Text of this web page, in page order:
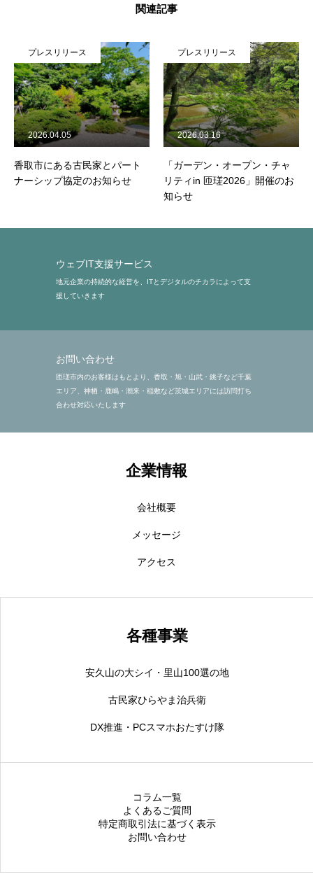
ホーム
会社情報
お問い合せ
トップページ メール配信停止
関連記事
プレスリリース
香取市にある古民家とパート
ナーシップ協定のお知らせ
2026.04.05
プレスリリース
「ガーデン・オープン・チャ
リティin 匝瑳2026」開催のお
知らせ
2026.03.16
ウェブIT支援サービス
地元企業の持続的な経営を、ITとデジタルのチカラによって支
援していきます
お問い合わせ
匝瑳市内のお客様はもとより、香取・旭・山武・銚子など千葉
エリア、神栖・鹿嶋・潮来・稲敷など茨城エリアには訪問打ち
合わせ対応いたします
企業情報
会社概要
メッセージ
アクセス
各種事業
安久山の大シイ・里山100選の地
古民家ひらやま治兵衛
DX推進・PCスマホおたすけ隊
コラム一覧
よくあるご質問
特定商取引法に基づく表示
お問い合わせ